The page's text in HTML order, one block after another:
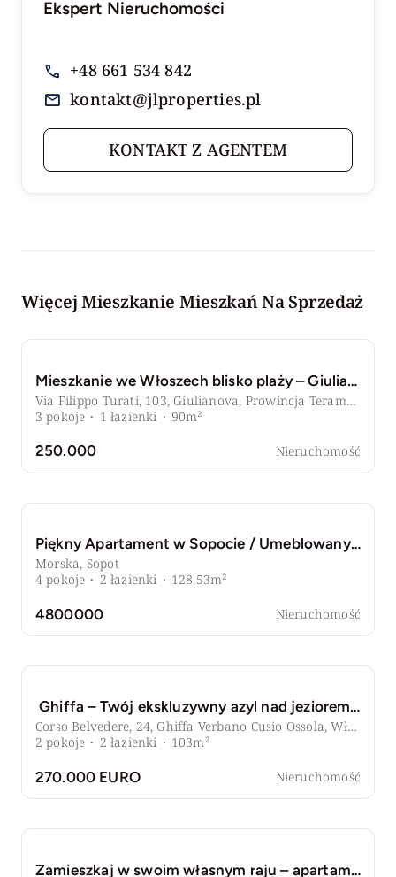
Ekspert Nieruchomości
KONTAKT Z AGENTEM
+48 661 534 842
kontakt@jlproperties.pl
Więcej Mieszkanie Mieszkań Na Sprzedaż
Mieszkanie we Włoszech blisko plaży – Giulianova, Abruzja
Via Filippo Turati, 103, Giulianova, Prowincja Teramo, Włochy
3 pokoje · 1 łazienki · 90m²
250.000 Nieruchomość
Piękny Apartament w Sopocie / Umeblowany / GARAŻ
Morska, Sopot
4 pokoje · 2 łazienki · 128.53m²
4800000 Nieruchomość
Ghiffa – Twój ekskluzywny azyl nad jeziorem Maggiore
Corso Belvedere, 24, Ghiffa Verbano Cusio Ossola, Włochy
2 pokoje · 2 łazienki · 103m²
270.000 EURO Nieruchomość
Zamieszkaj w swoim własnym raju – apartament z ogrodem i basenem w Massino Visconti